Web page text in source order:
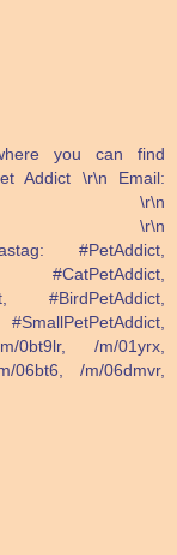
you can find
Addict \r\n Email:
\r\n
#PetAddict,
#CatPetAddict,
#BirdPetAddict,
0bt9lr, /m/01yrx,
06bt6, /m/06dmvr,